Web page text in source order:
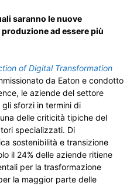
saranno le nuove
ad essere più
of Digital Transformation
da Eaton e condotto
le aziende del settore
sforzi in termini di
delle criticità tipiche del
specializzati. Di
sostenibilità e transizione
il 24% delle aziende ritiene
per la trasformazione
la maggior parte delle